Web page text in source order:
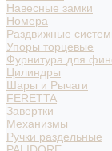
Навесные замки
Номера
Раздвижные
Упоры торцевые
Фурнитура для
Цилиндры
Шары и Рычаги
FERETTA
Завертки
Механизмы
Ручки раздельные